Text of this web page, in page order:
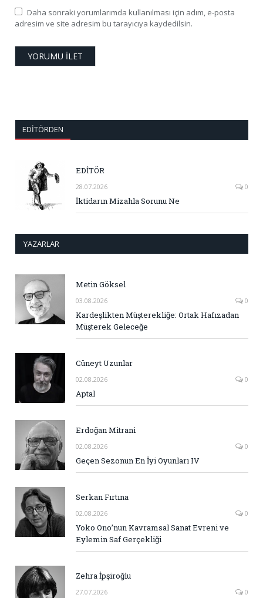
Daha sonraki yorumlarımda kullanılması için adım, e-posta
adresim ve site adresim bu tarayıcıya kaydedilsin.
EDITÖRDEN
EDİTÖR
28.07.2026 0
İktidarın Mizahla Sorunu Ne
YAZARLAR
Metin Göksel
03.08.2026 0
Kardeşlikten Müşterekliğe: Ortak Hafızadan
Müşterek Geleceğe
Cüneyt Uzunlar
02.08.2026 0
Aptal
Erdoğan Mitrani
02.08.2026 0
Geçen Sezonun En İyi Oyunları IV
Serkan Fırtına
02.08.2026 0
Yoko Ono’nun Kavramsal Sanat Evreni ve
Eylemin Saf Gerçekliği
Zehra İpşiroğlu
27.07.2026 0